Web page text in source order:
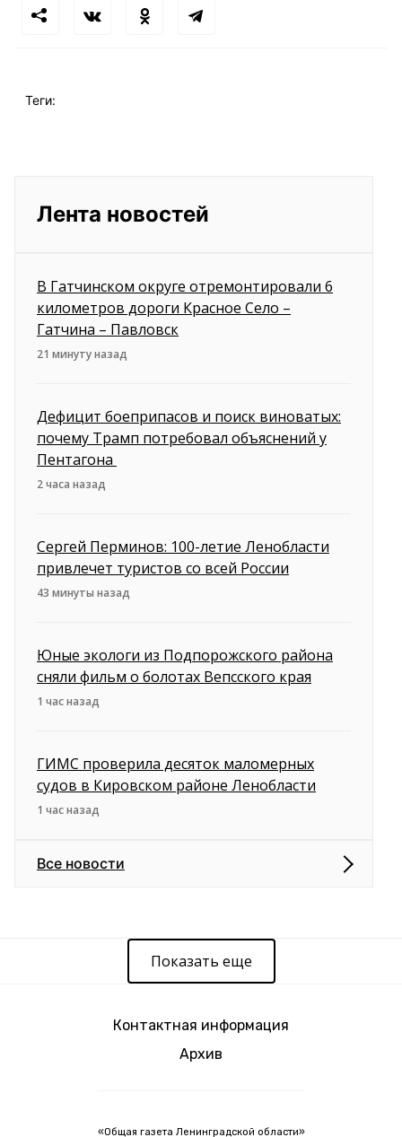
Теги:
Лента новостей
В Гатчинском округе отремонтировали 6
километров дороги Красное Село –
Гатчина – Павловск
21 минуту назад
Дефицит боеприпасов и поиск виноватых:
почему Трамп потребовал объяснений у
Пентагона
2 часа назад
Сергей Перминов: 100-летие Ленобласти
привлечет туристов со всей России
43 минуты назад
Юные экологи из Подпорожского района
сняли фильм о болотах Вепсского края
1 час назад
ГИМС проверила десяток маломерных
судов в Кировском районе Ленобласти
1 час назад
Все новости
Показать еще
Контактная информация
Архив
«Общая газета Ленинградской области»